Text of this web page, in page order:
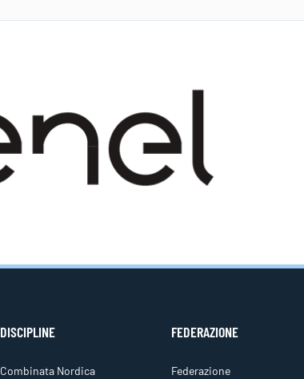
DISCIPLINE
Combinata Nordica
FEDERAZIONE
Federazione